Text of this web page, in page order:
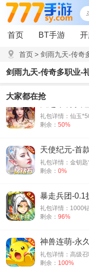
首页 BT手游
首页> 剑雨九天-传奇
剑雨九天-传奇多职业-
大家都在抢
剩余： 50%
天使纪元-首
剩余： 0%
暴走兵团-0.1
礼包详情：1000
剩余： 96%
神兽连萌-永
礼包详情：高级
剩余： 100%